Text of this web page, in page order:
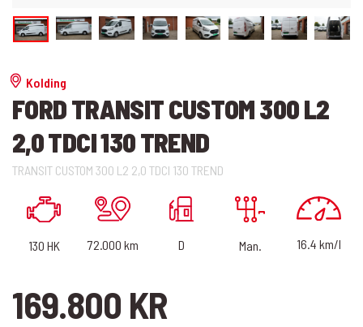
Kolding
FORD TRANSIT CUSTOM 300 L2
2,0 TDCI 130 TREND
TRANSIT CUSTOM 300 L2 2,0 TDCI 130 TREND
130 HK 72.000 km D Man. 16.4 km/l
169.800 KR